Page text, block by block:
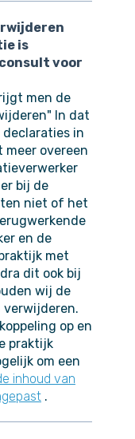
is
voor
men de
In dat
declaraties in
meer overeen
bij de
niet of het
en de
met
dit ook bij
wij de
verwijderen.
op en
praktijk
om een
inhoud van
.